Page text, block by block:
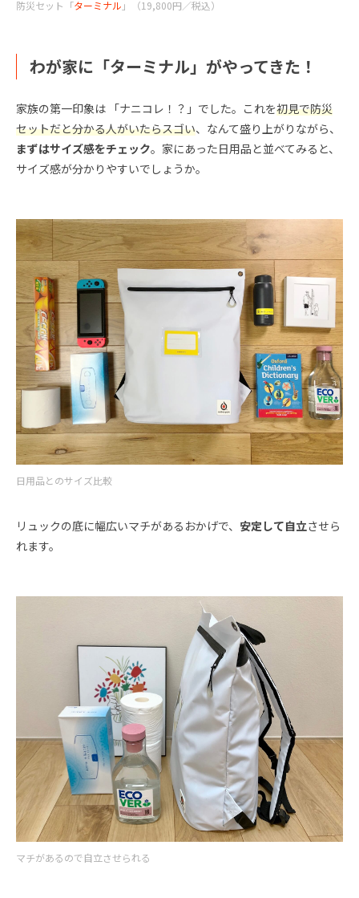
防災セット「ターミナル 」（19,800円／税込）
わが家に「ターミナル」がやってきた！
家族の第一印象は 「ナニコレ！？」でした。これを初見で防災
セットだと分かる人がいたらスゴい、なんて盛り上がりながら、
まずはサイズ感をチェック。家にあった日用品と並べてみると、
サイズ感が分かりやすいでしょうか。
日用品とのサイズ比較
リュックの底に幅広いマチがあるおかげで、 安定して自立させら
れます。
マチがあるので自立させられる